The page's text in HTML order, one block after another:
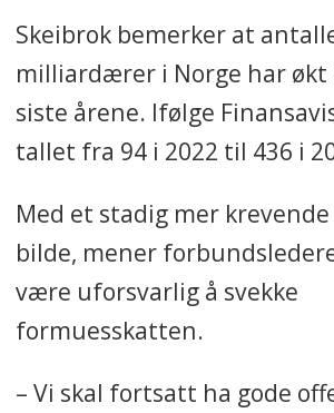
Skeibrok bemerker at
milliardærer i Norge har
siste årene. Ifølge
tallet fra 94 i 2022 til 436 i
Med et stadig mer
bilde, mener
være uforsvarlig å svekke
formuesskatten.
– Vi skal fortsatt ha gode